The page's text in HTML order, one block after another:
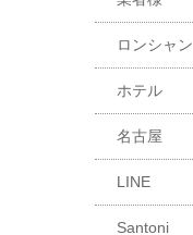
ロンシャン
ホテル
名古屋
LINE
Santoni